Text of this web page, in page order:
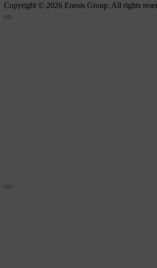
Copyright © 2026 Enesis Group. All rights